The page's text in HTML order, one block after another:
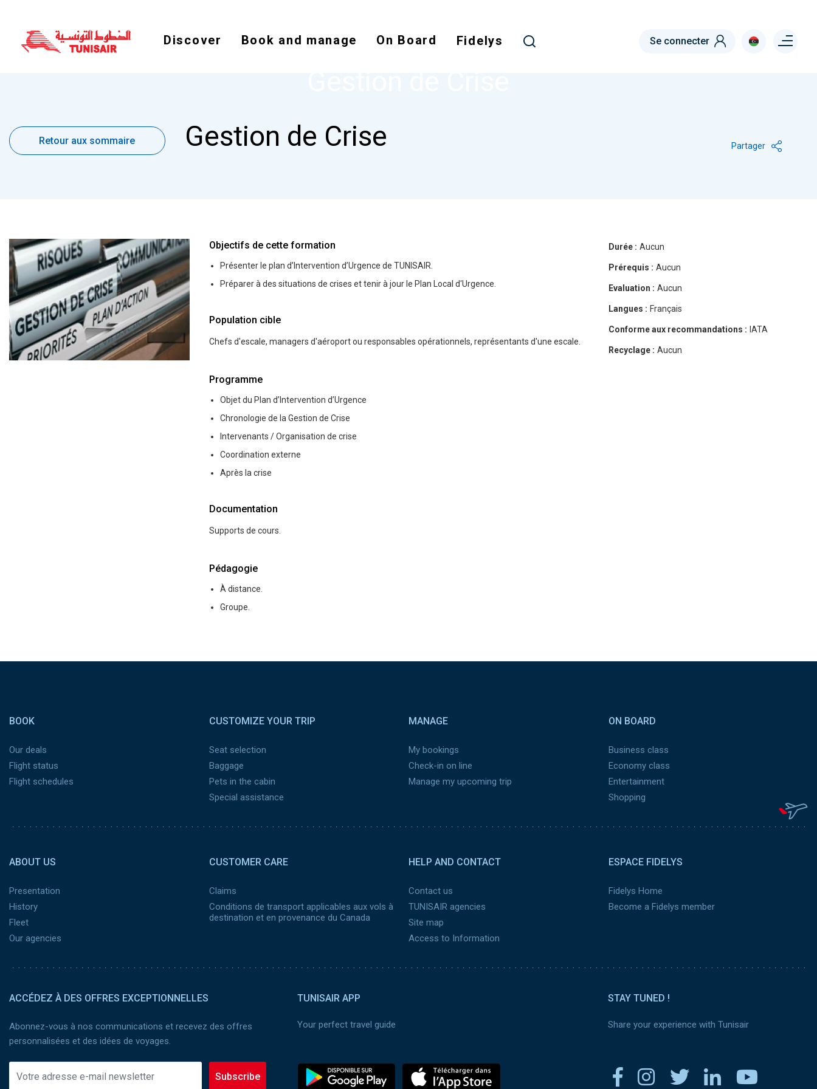
main
Discover Book and manage On Board Fidelys Se connecter Menu right
NODE GESTION DE CRISE
aux
sommaireRetour aux sommaire Gestion de Crise Partager
Objectifs de cette formation
Présenter le plan d’Intervention d’Urgence de TUNISAIR.
Préparer à des situations de crises et tenir à jour le Plan Local d'Urgence.
Population cible
Chefs d'escale, managers d'aéroport ou responsables opérationnels, représentants d'une escale.
Programme
Objet du Plan d’Intervention d’Urgence
Chronologie de la Gestion de Crise
Intervenants / Organisation de crise
Coordination externe
Après la crise
Documentation
Supports de cours.
Pédagogie
À distance.
Groupe.
Durée : Aucun
Prérequis : Aucun
Evaluation : Aucun
Langues : Français
Conforme aux recommandations : IATA
Recyclage : Aucun
BOOK
Our deals
Flight status
Flight schedules
CUSTOMIZE YOUR TRIP
Seat selection
Baggage
Pets in the cabin
Special assistance
MANAGE
My bookings
Check-in on line
Manage my upcoming trip
ON BOARD
Business class
Economy class
Entertainment
Shopping
ABOUT US
Presentation
History
Fleet
Our agencies
CUSTOMER CARE
Claims
Conditions de transport applicables aux vols à
destination et en provenance du Canada
HELP AND CONTACT
Contact us
TUNISAIR agencies
Site map
Access to Information
ESPACE FIDELYS
Fidelys Home
Become a Fidelys member
ACCÉDEZ À DES OFFRES EXCEPTIONNELLES
Abonnez-vous à nos communications et recevez des offres
personnalisées et des idées de voyages.
Subscribe
TUNISAIR APP
Your perfect travel guide
STAY TUNED !
Share your experience with Tunisair